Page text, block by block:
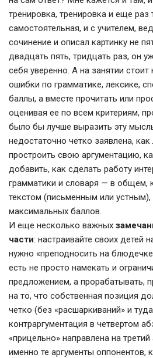
тренировка, тренировка и еще раз
самостоятельная, и с учителем,
сочинение и описал картинку не
двадцать пять, тридцать раз, он
себя уверенно. А на занятии стоит
ошибки по грамматике, лексике,
баллы, а вместе прочитать или
оценивая ее по всем критериям,
было бы лучше выразить эту
недостаточно четко заявлена,
простроить свою аргументацию,
добавить, как сделать работу
грамматики и словаря — в общем,
текстом (письменным или устным),
максимальных баллов.
И еще несколько важных
части: настраивайте своих детей
нужно «преподносить на
есть не просто намекать и
предложением, а прорабатывать,
на то, что собственная позиция
четко (без «расшаркиваний» и
контраргументация в четвертом
«прицельно» направлена на
именно те аргументы оппонентов,